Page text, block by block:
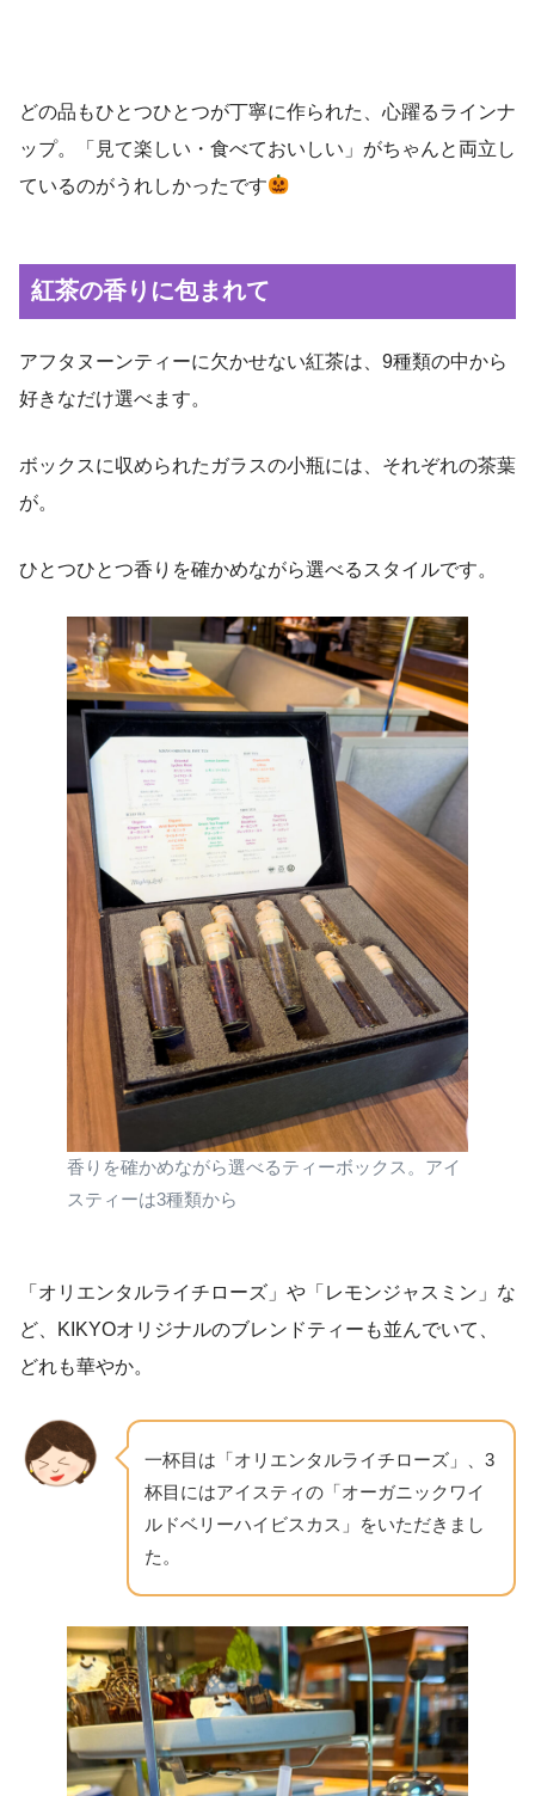
どの品もひとつひとつが丁寧に作られた、心躍るラインナ
ップ。「見て楽しい・食べておいしい」がちゃんと両立し
ているのがうれしかったです
紅茶の香りに包まれて
アフタヌーンティーに欠かせない紅茶は、9種類の中から
好きなだけ選べます。
ボックスに収められたガラスの小瓶には、それぞれの茶葉
が。
ひとつひとつ香りを確かめながら選べるスタイルです。
香りを確かめながら選べるティーボックス。アイ
スティーは3種類から
「オリエンタルライチローズ」や「レモンジャスミン」な
ど、KIKYOオリジナルのブレンドティーも並んでいて、
どれも華やか。
一杯目は「オリエンタルライチローズ」、3
杯目にはアイスティの「オーガニックワイ
ルドベリーハイビスカス」をいただきまし
た。